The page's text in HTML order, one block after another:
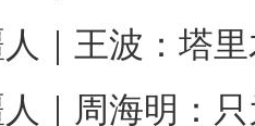
｜王波：塔里
｜周海明：